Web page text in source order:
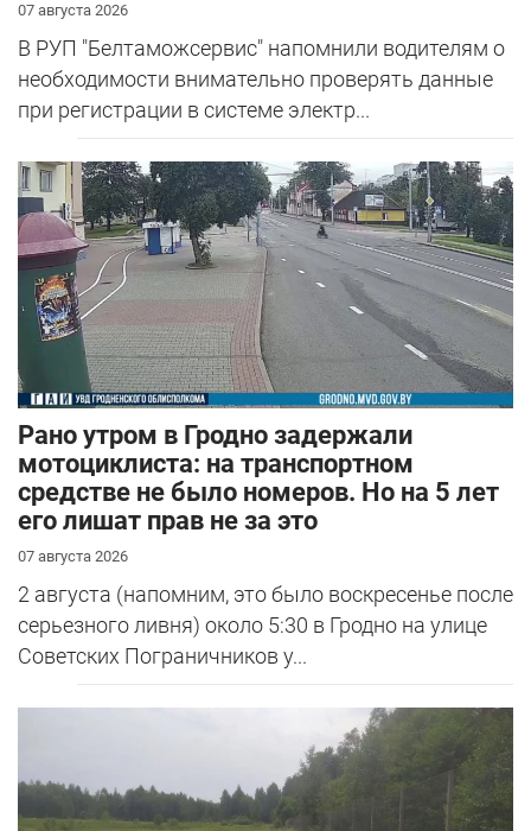
07 августа 2026
В РУП "Белтаможсервис" напомнили водителям о
необходимости внимательно проверять данные
при регистрации в системе электр...
Рано утром в Гродно задержали
мотоциклиста: на транспортном
средстве не было номеров. Но на 5 лет
его лишат прав не за это
07 августа 2026
2 августа (напомним, это было воскресенье после
серьезного ливня) около 5:30 в Гродно на улице
Советских Пограничников у...